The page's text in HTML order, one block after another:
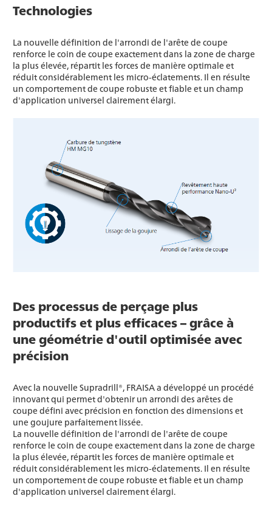
Technologies
La nouvelle définition de l'arrondi de l'arête de coupe
renforce le coin de coupe exactement dans la zone de charge
la plus élevée, répartit les forces de manière optimale et
réduit considérablement les micro-éclatements. Il en résulte
un comportement de coupe robuste et fiable et un champ
d'application universel clairement élargi.
Des processus de perçage plus
productifs et plus efficaces – grâce à
une géométrie d'outil optimisée avec
précision
Avec la nouvelle Supradrill®, FRAISA a développé un procédé
innovant qui permet d'obtenir un arrondi des arêtes de
coupe défini avec précision en fonction des dimensions et
une goujure parfaitement lissée.
La nouvelle définition de l'arrondi de l'arête de coupe
renforce le coin de coupe exactement dans la zone de charge
la plus élevée, répartit les forces de manière optimale et
réduit considérablement les micro-éclatements. Il en résulte
un comportement de coupe robuste et fiable et un champ
d'application universel clairement élargi.